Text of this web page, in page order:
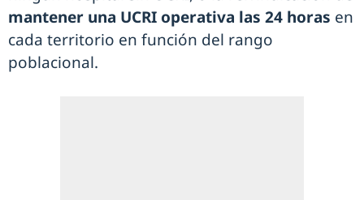
mantener una UCRI operativa las 24 horas en
cada territorio en función del rango
poblacional.